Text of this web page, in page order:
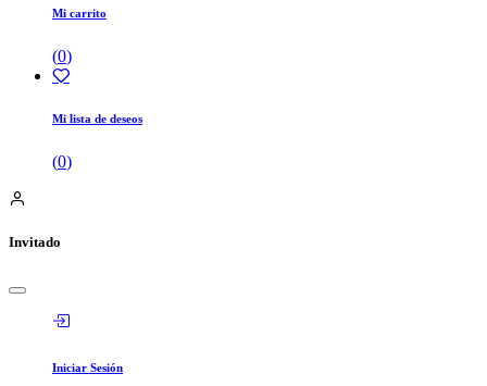
Mi carrito
(0)
Mi lista de deseos
(0)
Invitado
Iniciar Sesión